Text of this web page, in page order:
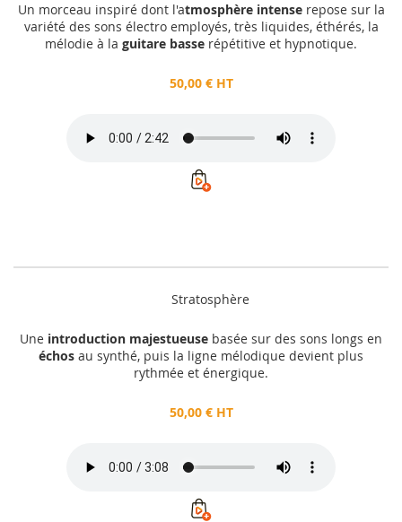
Un morceau inspiré dont l'atmosphère intenserepose sur la
variété des sons électro employés, très liquides, éthérés, la
mélodie à la guitare basse répétitive et hypnotique.
50,00 € HT
Stratosphère
Une introduction majestueuse basée sur des sons longs en
échos au synthé, puis la ligne mélodique devient plus
rythmée et énergique.
50,00 € HT